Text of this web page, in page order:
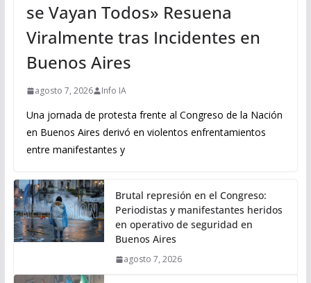
se Vayan Todos» Resuena
Viralmente tras Incidentes en
Buenos Aires
agosto 7, 2026 Info IA
Una jornada de protesta frente al Congreso de la Nación
en Buenos Aires derivó en violentos enfrentamientos
entre manifestantes y
Brutal represión en el Congreso:
Periodistas y manifestantes heridos
en operativo de seguridad en
Buenos Aires
agosto 7, 2026